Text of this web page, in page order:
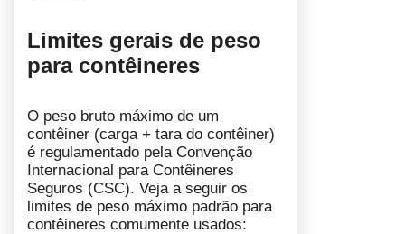
Limites gerais de peso
para contêineres
O peso bruto máximo de um
contêiner (carga + tara do contêiner)
é regulamentado pela Convenção
Internacional para Contêineres
Seguros (CSC). Veja a seguir os
limites de peso máximo padrão para
contêineres comumente usados: